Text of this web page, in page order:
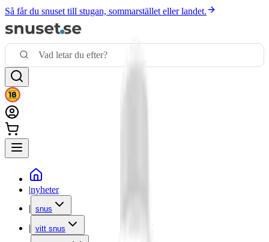
Så får du snuset till stugan, sommarstället eller landet.
|nyheter
| snus
| vitt snus